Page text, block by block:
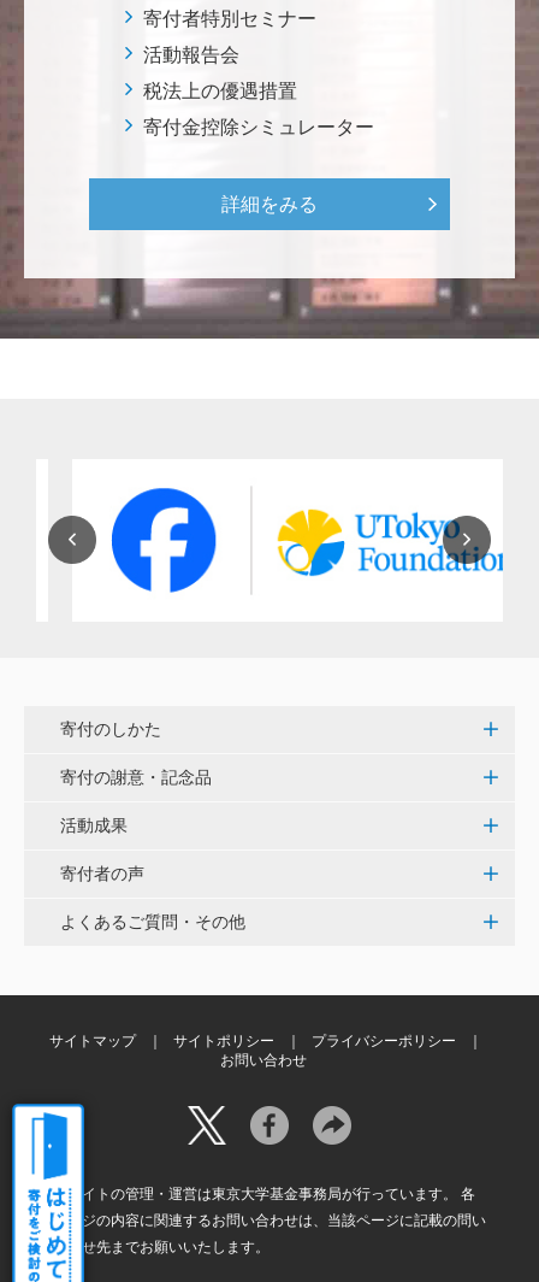
紺野 邦昭
世界のISAKI」を実現し、日本を、そして世界をリー
ス・プロジェクト（三崎臨海実験所）>
穴吹 善範
昨春に開催された小石川植物園の観桜会は素晴らし
用いただけると幸いです。 <東京大学動物医療センタ
ー未来基金（東大VMC基金）>
劉 晨熙
白石流司、その始まりを赤門に。 <ひらけ！赤門プロ
株式会社ペイ・フォワード
輝く子供達が全国に増えますように。 <ひらけ！赤門
佐小 千恵美
学生時代にくぐった懐かしい赤門の復活を楽しみにし
寄付者特別セミナー
活動報告会
税法上の優遇措置
寄付金控除シミュレーター
詳細をみる
寄付のしかた
寄付の謝意・記念品
活動成果
寄付者の声
よくあるご質問・その他
サイトマップ サイトポリシー
プライバシーポリシー
お問い合わせ
本サイトの管理・運営は東京大学基金事務局が行っています。 各
ページの内容に関連するお問い合わせは、当該ページに記載の問い
合わせ先までお願いいたします。